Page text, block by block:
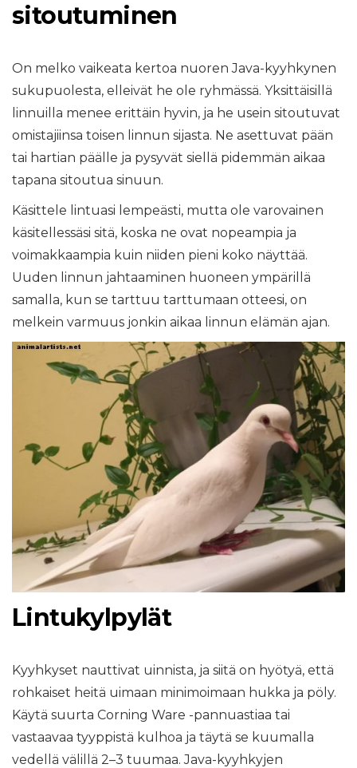
sitoutuminen
On melko vaikeata kertoa nuoren Java-kyyhkynen
sukupuolesta, elleivät he ole ryhmässä. Yksittäisillä
linnuilla menee erittäin hyvin, ja he usein sitoutuvat
omistajiinsa toisen linnun sijasta. Ne asettuvat pään
tai hartian päälle ja pysyvät siellä pidemmän aikaa
tapana sitoutua sinuun.
Käsittele lintuasi lempeästi, mutta ole varovainen
käsitellessäsi sitä, koska ne ovat nopeampia ja
voimakkaampia kuin niiden pieni koko näyttää.
Uuden linnun jahtaaminen huoneen ympärillä
samalla, kun se tarttuu tarttumaan otteesi, on
melkein varmuus jonkin aikaa linnun elämän ajan.
Lintukylpylät
Kyyhkyset nauttivat uinnista, ja siitä on hyötyä, että
rohkaiset heitä uimaan minimoimaan hukka ja pöly.
Käytä suurta Corning Ware -pannuastiaa tai
vastaavaa tyyppistä kulhoa ja täytä se kuumalla
vedellä välillä 2–3 tuumaa. Java-kyyhkyjen